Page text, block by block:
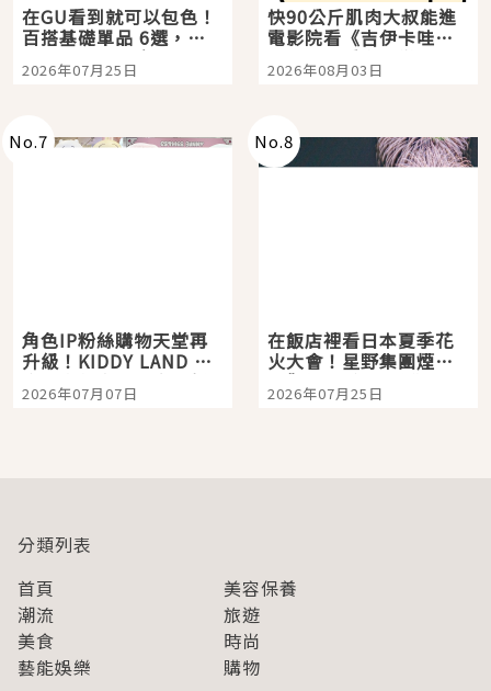
在GU看到就可以包色！
百搭基礎單品 6選，閉
眼全收也不心疼
2026年07月25日
快90公斤肌肉大叔能進
電影院看《吉伊卡哇》
嗎？日本重金屬樂團
「打首」會長與nagano
2026年08月03日
No.7
角色IP粉絲購物天堂再
升級！KIDDY LAND 原
宿店吉伊卡哇迎客，新
開幕 OMOKADO 店3分
2026年07月07日
No.8
在飯店裡看日本夏季花
火大會！星野集團煙火
景觀飯店6選，讓你不用
人擠人悠閒欣賞
2026年07月25日
分類列表
首頁
美容保養
潮流
旅遊
美食
時尚
藝能娛樂
購物